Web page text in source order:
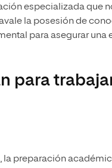
especializada que
la posesión de
para asegurar una
para
preparación